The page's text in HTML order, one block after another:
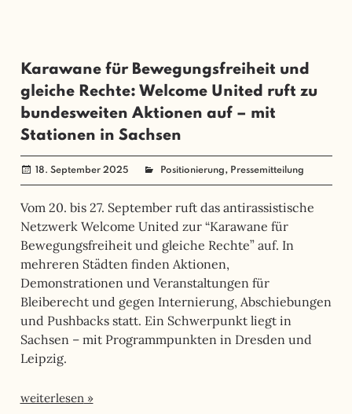
Karawane für Bewegungsfreiheit und
gleiche Rechte: Welcome United ruft zu
bundesweiten Aktionen auf – mit
Stationen in Sachsen
18. September 2025 administrator
Positionierung, Pressemitteilung
Vom 20. bis 27. September ruft das antirassistische
Netzwerk Welcome United zur “Karawane für
Bewegungsfreiheit und gleiche Rechte” auf. In
mehreren Städten finden Aktionen,
Demonstrationen und Veranstaltungen für
Bleiberecht und gegen Internierung, Abschiebungen
und Pushbacks statt. Ein Schwerpunkt liegt in
Sachsen – mit Programmpunkten in Dresden und
Leipzig.
weiterlesen